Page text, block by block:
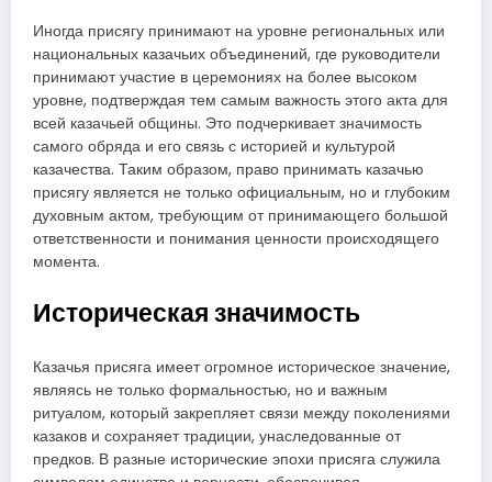
Иногда присягу принимают на уровне региональных или
национальных казачьих объединений, где руководители
принимают участие в церемониях на более высоком
уровне, подтверждая тем самым важность этого акта для
всей казачьей общины. Это подчеркивает значимость
самого обряда и его связь с историей и культурой
казачества. Таким образом, право принимать казачью
присягу является не только официальным, но и глубоким
духовным актом, требующим от принимающего большой
ответственности и понимания ценности происходящего
момента.
Историческая значимость
Казачья присяга имеет огромное историческое значение,
являясь не только формальностью, но и важным
ритуалом, который закрепляет связи между поколениями
казаков и сохраняет традиции, унаследованные от
предков. В разные исторические эпохи присяга служила